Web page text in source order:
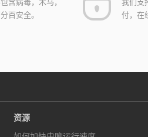
百安全。
付，在
资源